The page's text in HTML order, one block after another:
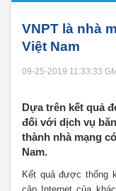
VNPT là nhà
Việt Nam
09-25-2019 11:33:33
Dựa trên kết quả
đối với dịch vụ
thành nhà mạng
Nam.
Kết quả được thống